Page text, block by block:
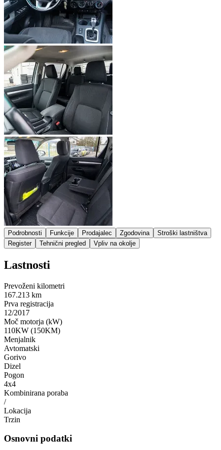
Podrobnosti Funkcije Prodajalec Zgodovina
Stroški lastništva
Register
Tehnični pregled Vpliv na okolje
Lastnosti
Prevoženi kilometri
167.213 km
Prva registracija
12/2017
Moč motorja (kW)
110KW (150KM)
Menjalnik
Avtomatski
Gorivo
Dizel
Pogon
4x4
Kombinirana poraba
/
Lokacija
Trzin
Osnovni podatki